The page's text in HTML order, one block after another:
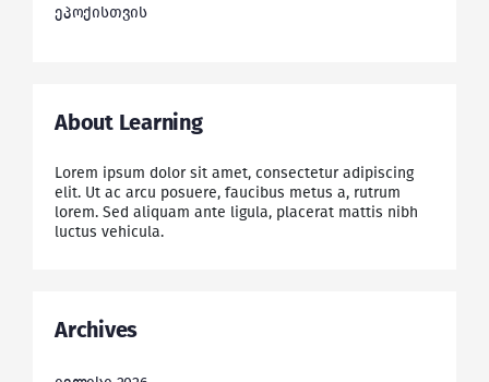
ეპოქისთვის
About Learning
Lorem ipsum dolor sit amet, consectetur adipiscing
elit. Ut ac arcu posuere, faucibus metus a, rutrum
lorem. Sed aliquam ante ligula, placerat mattis nibh
luctus vehicula.
Archives